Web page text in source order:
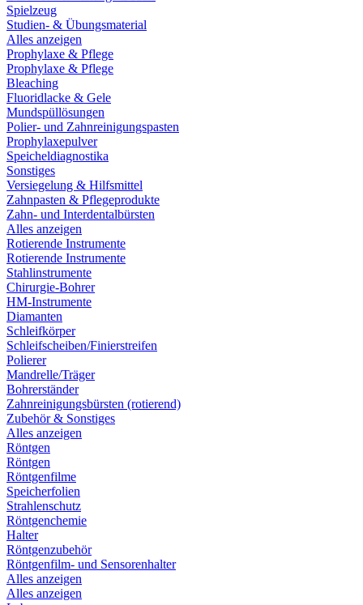
Spielzeug
Studien- & Übungsmaterial
Alles anzeigen
Prophylaxe & Pflege
Prophylaxe & Pflege
Bleaching
Fluoridlacke & Gele
Mundspüllösungen
Polier- und Zahnreinigungspasten
Prophylaxepulver
Speicheldiagnostika
Sonstiges
Versiegelung & Hilfsmittel
Zahnpasten & Pflegeprodukte
Zahn- und Interdentalbürsten
Alles anzeigen
Rotierende Instrumente
Rotierende Instrumente
Stahlinstrumente
Chirurgie-Bohrer
HM-Instrumente
Diamanten
Schleifkörper
Schleifscheiben/Finierstreifen
Polierer
Mandrelle/Träger
Bohrerständer
Zahnreinigungsbürsten (rotierend)
Zubehör & Sonstiges
Alles anzeigen
Röntgen
Röntgen
Röntgenfilme
Speicherfolien
Strahlenschutz
Röntgenchemie
Halter
Röntgenzubehör
Röntgenfilm- und Sensorenhalter
Alles anzeigen
Alles anzeigen